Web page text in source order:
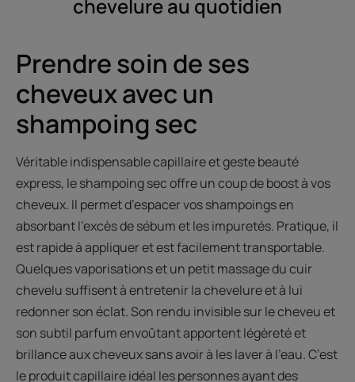
chevelure au quotidien
Prendre soin de ses
cheveux avec un
shampoing sec
Véritable indispensable capillaire et geste beauté
express, le shampoing sec offre un coup de boost à vos
cheveux. Il permet d’espacer vos shampoings en
absorbant l’excès de sébum et les impuretés. Pratique, il
est rapide à appliquer et est facilement transportable.
Quelques vaporisations et un petit massage du cuir
chevelu suffisent à entretenir la chevelure et à lui
redonner son éclat. Son rendu invisible sur le cheveu et
son subtil parfum envoûtant apportent légèreté et
brillance aux cheveux sans avoir à les laver à l’eau. C’est
le produit capillaire idéal les personnes ayant des